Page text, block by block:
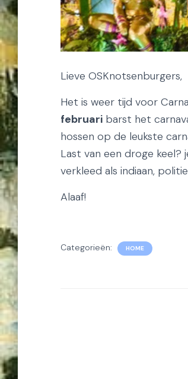
Lieve OSKnotsenburgers,
Het is weer tijd voor
februari barst het
hossen op de leukste
Last van een droge keel?
verkleed als indiaan,
Alaaf!
Categorieën: HOME